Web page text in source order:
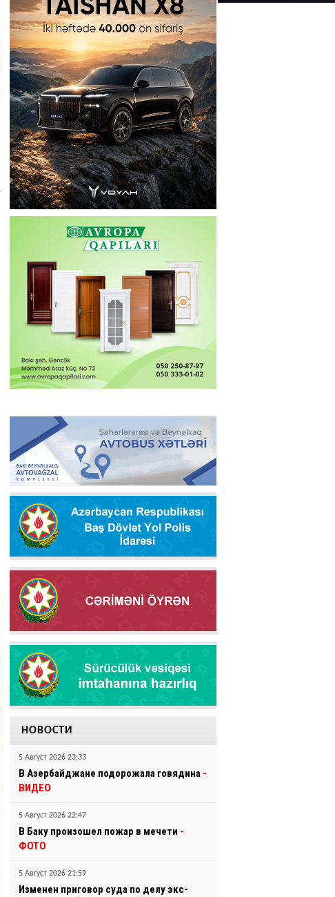
НОВОСТИ
5 Август 2026 23:33
В Азербайджане подорожала говядина -
ВИДЕО
5 Август 2026 22:47
В Баку произошел пожар в мечети -
ФОТО
5 Август 2026 21:59
Изменен приговор суда по делу экс-